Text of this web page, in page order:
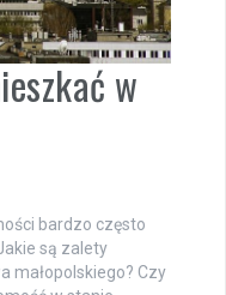
w
bardzo często
są zalety
małopolskiego? Czy